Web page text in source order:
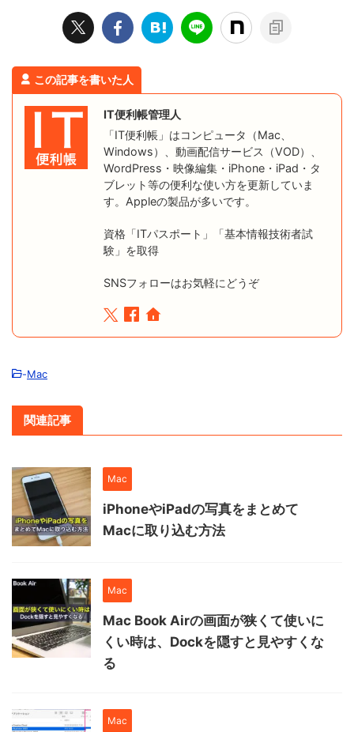
この記事を書いた人
IT便利帳管理人
「IT便利帳」はコンピュータ（Mac、
Windows）、動画配信サービス（VOD）、
WordPress・映像編集・iPhone・iPad・タ
ブレット等の便利な使い方を更新していま
す。Appleの製品が多いです。
資格「ITパスポート」「基本情報技術者試
験」を取得
SNSフォローはお気軽にどうぞ
-Mac
関連記事
Mac
iPhoneやiPadの写真をまとめて
Macに取り込む方法
Mac
Mac Book Airの画面が狭くて使いに
くい時は、Dockを隠すと見やすくな
る
Mac